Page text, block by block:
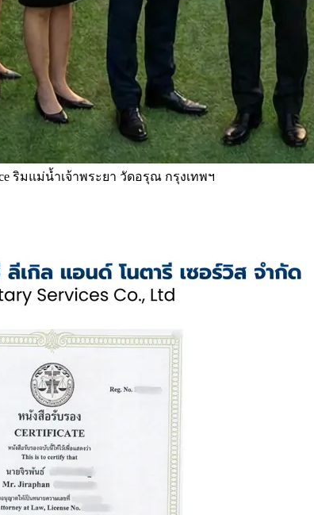
ริมแม่น้ำเจ้าพระยา วัดอรุณ กรุงเทพฯ